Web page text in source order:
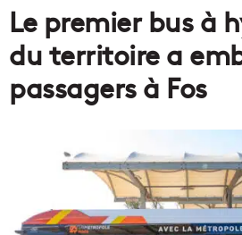
Le premier bus à
du territoire a
passagers à Fos